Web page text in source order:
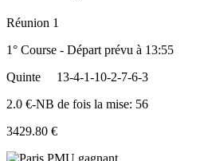
Réunion 1
1° Course - Départ prévu à 13:55
Quinte
13-4-1-10-2-7-6-3
2.0 €-NB de fois la mise: 56
3429.80 €